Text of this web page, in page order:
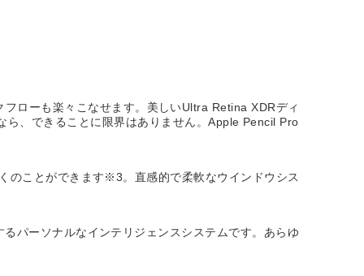
ローも楽々こなせます。美しいUltra Retina XDRディ
、できることに限界はありません。Apple Pencil Pro
のことができます※3。直感的で柔軟なウインドウシス
パーソナルなインテリジェンスシステムです。あらゆ